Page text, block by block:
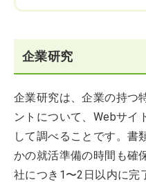
企業研究
企業研究は、企業の持つ
ントについて、Webサイ
して調べることです。書
かの就活準備の時間も確
社につき1〜2日以内に完